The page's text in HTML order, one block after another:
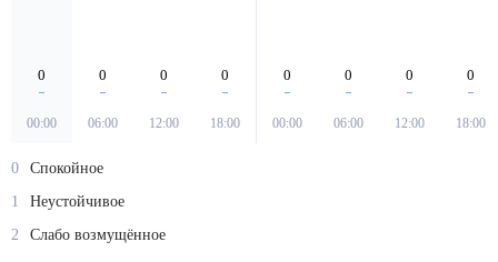
0
00:00
0
06:00
0
12:00
0
18:00
0
00:00
0
06:00
0
12:00
0
18:00
0
Спокойное
1
Неустойчивое
2
Слабо возмущённое